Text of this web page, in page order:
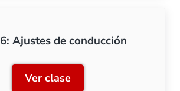
Ajustes de conducción
Ver claseClase 6: Ajustes de